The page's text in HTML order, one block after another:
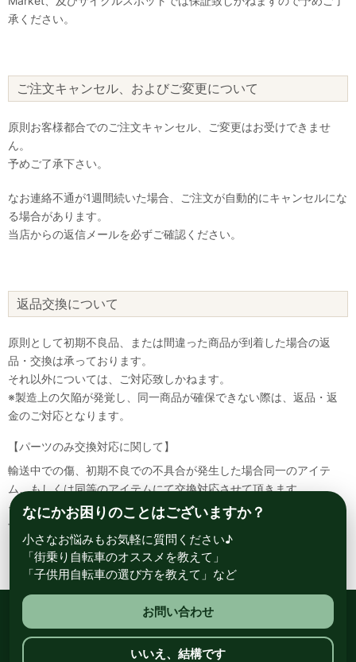
承ください。
ご注文キャンセル、およびご変更について
原則お客様都合でのご注文キャンセル、ご変更はお受けできませ
ん。
予めご了承下さい。
なお連絡不通が1週間続いた場合、ご注文が自動的にキャンセルにな
る場合があります。
当店からの返信メールを必ずご確認ください。
返品交換について
原則として初期不良品、または間違った商品が到着した場合の返
品・交換は承っております。
それ以外については、ご対応致しかねます。
※製造上の欠陥が発覚し、同一商品が確保できない際は、返品・返
金のご対応となります。
【パーツのみ交換対応に関して】
輸送中での傷、初期不良での不具合が発生した場合同一のアイテ
ム、もしくは同等のアイテムにて交換対応させて頂きます。
その場合該当部品を着払いにて返送して頂く必要が御座いますので
予めご了承ください。
総合自転車専門店 サイクルスポット ル・サイク
なにかお困りのことはございますか？
小さなお悩みもお気軽に質問ください♪
「街乗り自転車のオススメを教えて」
「子供用自転車の選び方を教えて」など
お問い合わせ
いいえ、結構です